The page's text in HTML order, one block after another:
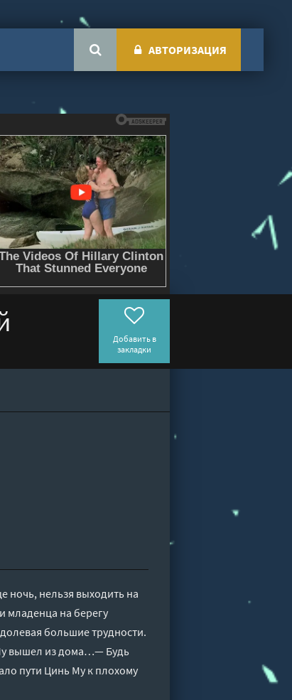
АВТОРИЗАЦИЯ
Добавить в
закладки
ночь, нельзя выходить на
младенца на берегу
большие трудности.
вышел из дома…— Будь
пути Цинь Му к плохому